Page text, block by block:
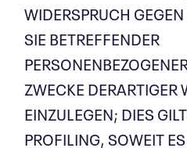
WIDERSPRUCH
SIE BETREFFENDER
ZWECKE DERARTIGER
EINZULEGEN; DIES
PROFILING, SOWEIT